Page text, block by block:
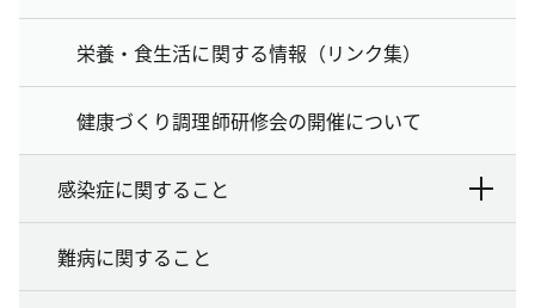
栄養・食生活に関する情報（リンク集）
健康づくり調理師研修会の開催について
感染症に関すること
難病に関すること